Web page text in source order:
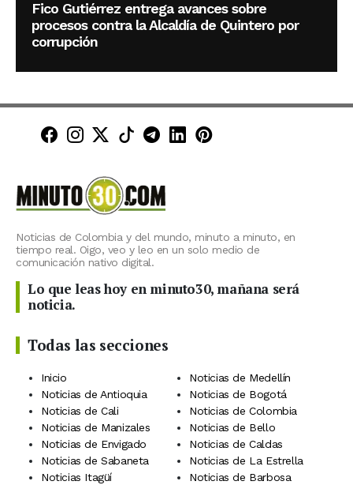
Fico Gutiérrez entrega avances sobre
procesos contra la Alcaldía de Quintero por
corrupción
Minuto30 en Facebook
Minuto30 en Instagram
Minuto30 en X (Twitter)
Minuto30 en TikTok
Canal de Minuto30 en
Minuto30 en LinkedIn
Minuto30 en
Noticias de Colombia y del mundo, minuto a minuto, en
tiempo real. Oigo, veo y leo en un solo medio de
comunicación nativo digital.
Lo que leas hoy en minuto30, mañana será
noticia.
Todas las secciones
Inicio
Noticias de Medellín
Noticias de Antioquia
Noticias de Bogotá
Noticias de Cali
Noticias de Colombia
Noticias de Manizales
Noticias de Bello
Noticias de Envigado
Noticias de Caldas
Noticias de Sabaneta
Noticias de La Estrella
Noticias Itagüí
Noticias de Barbosa